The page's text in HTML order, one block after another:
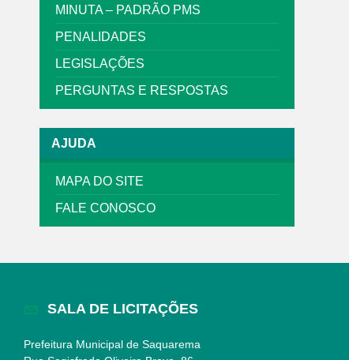
MINUTA – PADRÃO PMS
PENALIDADES
LEGISLAÇÕES
PERGUNTAS E RESPOSTAS
AJUDA
MAPA DO SITE
FALE CONOSCO
SALA DE LICITAÇÕES
Prefeitura Municipal de Saquarema